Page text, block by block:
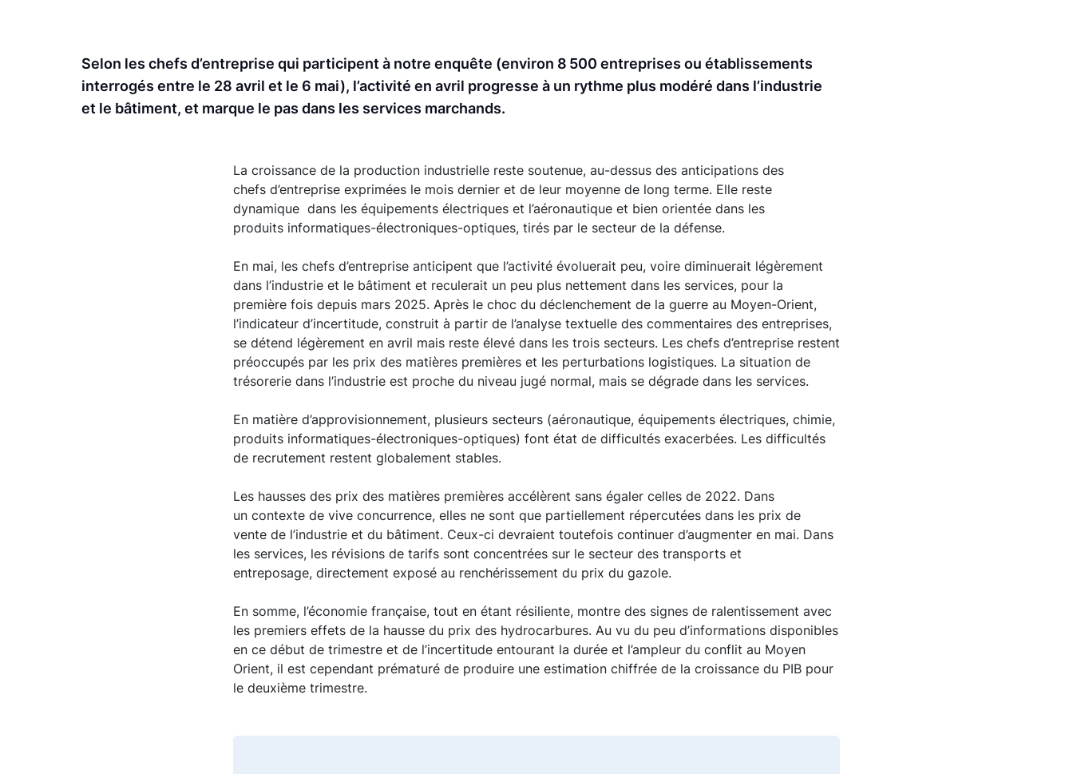
Selon les chefs d’entreprise qui participent à notre enquête (environ 8 500 entreprises ou établissements
interrogés entre le 28 avril et le 6 mai), l’activité en avril progresse à un rythme plus modéré dans l’industrie
et le bâtiment, et marque le pas dans les services marchands.
La croissance de la production industrielle reste soutenue, au-dessus des anticipations des
chefs d’entreprise exprimées le mois dernier et de leur moyenne de long terme. Elle reste
dynamique dans les équipements électriques et l’aéronautique et bien orientée dans les
produits informatiques-électroniques-optiques, tirés par le secteur de la défense.
En mai, les chefs d’entreprise anticipent que l’activité évoluerait peu, voire diminuerait légèrement
dans l’industrie et le bâtiment et reculerait un peu plus nettement dans les services, pour la
première fois depuis mars 2025. Après le choc du déclenchement de la guerre au Moyen-Orient,
l’indicateur d’incertitude, construit à partir de l’analyse textuelle des commentaires des entreprises,
se détend légèrement en avril mais reste élevé dans les trois secteurs. Les chefs d’entreprise restent
préoccupés par les prix des matières premières et les perturbations logistiques. La situation de
trésorerie dans l’industrie est proche du niveau jugé normal, mais se dégrade dans les services.
En matière d’approvisionnement, plusieurs secteurs (aéronautique, équipements électriques, chimie,
produits informatiques-électroniques-optiques) font état de difficultés exacerbées. Les difficultés
de recrutement restent globalement stables.
Les hausses des prix des matières premières accélèrent sans égaler celles de 2022. Dans
un contexte de vive concurrence, elles ne sont que partiellement répercutées dans les prix de
vente de l’industrie et du bâtiment. Ceux-ci devraient toutefois continuer d’augmenter en mai. Dans
les services, les révisions de tarifs sont concentrées sur le secteur des transports et
entreposage, directement exposé au renchérissement du prix du gazole.
En somme, l’économie française, tout en étant résiliente, montre des signes de ralentissement avec
les premiers effets de la hausse du prix des hydrocarbures. Au vu du peu d’informations disponibles
en ce début de trimestre et de l’incertitude entourant la durée et l’ampleur du conflit au Moyen
Orient, il est cependant prématuré de produire une estimation chiffrée de la croissance du PIB pour
le deuxième trimestre.